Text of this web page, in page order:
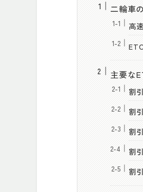
二輪車
高
主要な
割
割
割
割
割